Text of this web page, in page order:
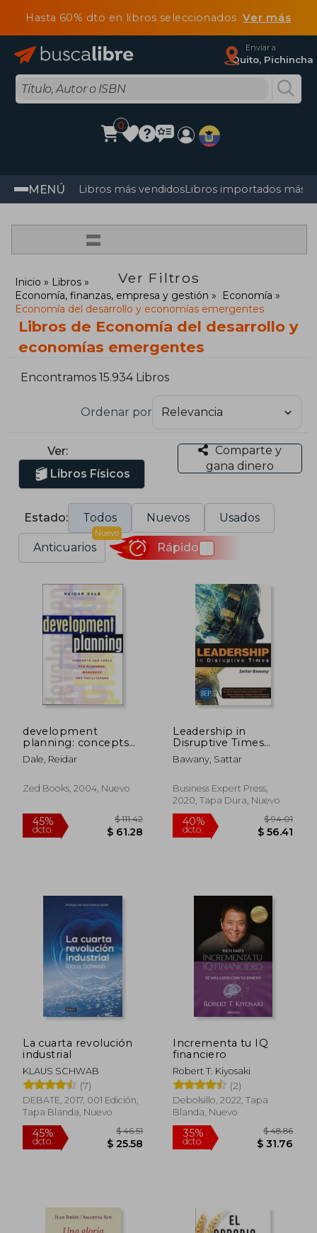
Hasta 60% dto en libros seleccionadosVer más
Enviar a
Quito, Pichincha
0
MENÚ Libros más vendidosLibros importados más
=
Ver Filtros
Inicio
Libros
Economía, finanzas, empresa y gestión
Economía
Economía del desarrollo y economías emergentes
Libros de Economía del desarrollo y
economías emergentes
Encontramos 15.934 Libros
Ordenar por
Ver:
Libros Físicos
Comparte y
gana dinero
Estado: Todos Nuevos Usados
Anticuarios
Nuevo
Rápido
development
planning: concepts
and tools for
planners, managers
Inglés)
Dale, Reidar
Zed Books, 2004, Nuevo
$ 61.28
Leadership in
Disruptive Times
(Issn) (en Inglés)
Bawany, Sattar
Business Expert Press,
2020, Tapa Dura, Nuevo
40%
dcto.
La cuarta revolución
industrial
KLAUS SCHWAB
(7)
DEBATE, 2017, 001 Edición,
Tapa Blanda, Nuevo
Incrementa tu IQ
financiero
Robert T. Kiyosaki
(2)
Debolsillo, 2022, Tapa
Blanda, Nuevo